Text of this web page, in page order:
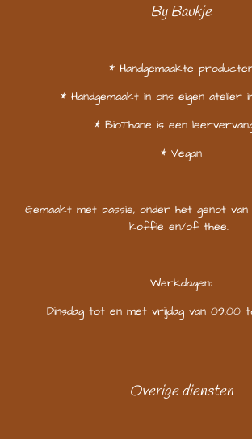
By Baukje
* Handgemaakte
* Handgemaakt in ons eigen atelier
* BioThane is een
* Vegan
Gemaakt met passie, onder het genot
koffie en/of thee.
Werkdagen:
Dinsdag tot en met vrijdag van 09.00
Overige diensten